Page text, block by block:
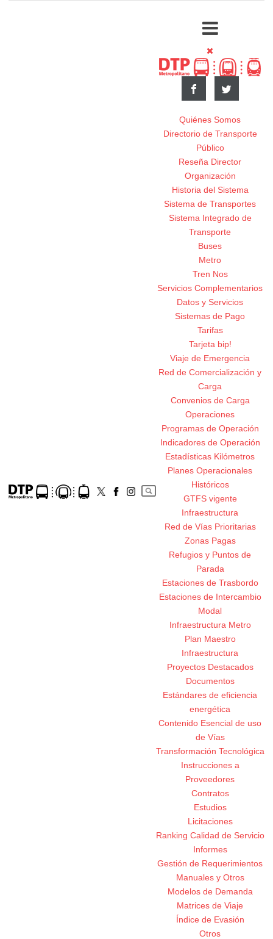
Quiénes Somos
Directorio de Transporte
Público
Reseña Director
Organización
Historia del Sistema
Sistema de Transportes
Sistema Integrado de
Transporte
Buses
Metro
Tren Nos
Servicios Complementarios
Datos y Servicios
Sistemas de Pago
Tarifas
Tarjeta bip!
Viaje de Emergencia
Red de Comercialización y
Carga
Convenios de Carga
Operaciones
Programas de Operación
Indicadores de Operación
Estadísticas Kilómetros
Planes Operacionales
Históricos
GTFS vigente
Infraestructura
Red de Vías Prioritarias
Zonas Pagas
Refugios y Puntos de
Parada
Estaciones de Trasbordo
Estaciones de Intercambio
Modal
Infraestructura Metro
Plan Maestro
Infraestructura
Proyectos Destacados
Documentos
Estándares de eficiencia
energética
Contenido Esencial de uso
de Vías
Transformación Tecnológica
Instrucciones a
Proveedores
Contratos
Estudios
Licitaciones
Ranking Calidad de Servicio
Informes
Gestión de Requerimientos
Manuales y Otros
Modelos de Demanda
Matrices de Viaje
Índice de Evasión
Otros